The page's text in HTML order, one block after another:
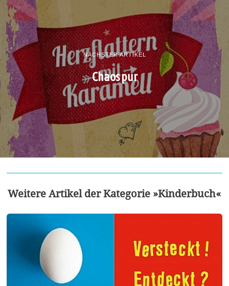
NÄCHSTER ARTIKEL
Chaos pur
Weitere Artikel der Kategorie »Kinderbuch«